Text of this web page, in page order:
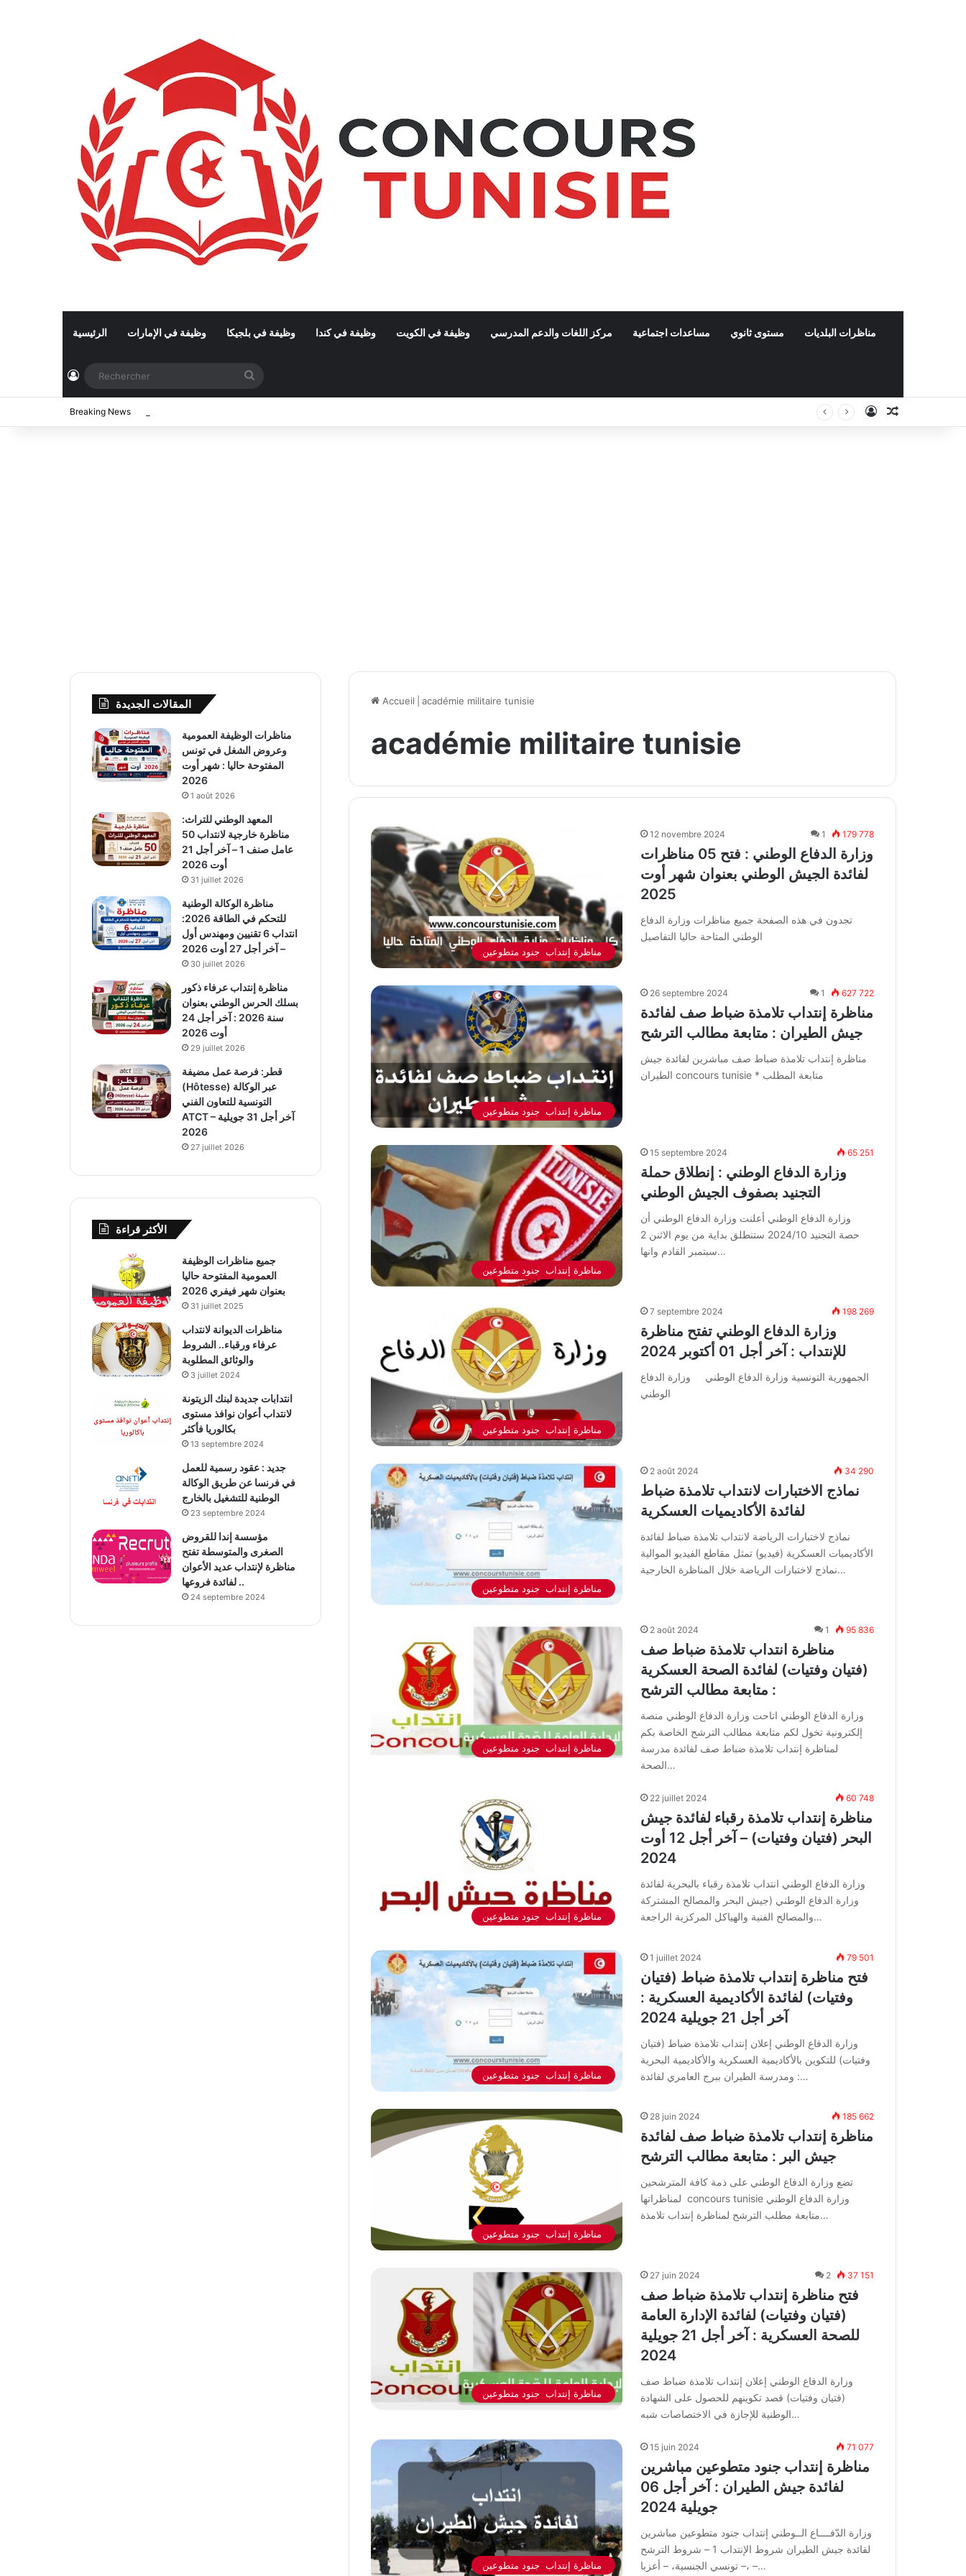
الرئيسية وظيفة في الإمارات وظيفة في بلجيكا وظيفة في كندا وظيفة في الكويت مركز اللغات والدعم المدرسي مساعدات اجتماعية مستوى ثانوي مناظرات البلديات
Connexion
Breaking News Connexion
Accueil académie militaire tunisie
académie militaire tunisie
12 novembre 2024 1 179 778
وزارة الدفاع الوطني : فتح 05 مناظرات
لفائدة الجيش الوطني بعنوان شهر أوت
2025
تجدون في هذه الصفحة جميع مناظرات وزارة الدفاع
الوطني المتاحة حاليا التفاصيل
26 septembre 2024 1 627 722
مناظرة إنتداب تلامذة ضباط صف لفائدة
جيش الطيران : متابعة مطالب الترشح
مناظرة إنتداب تلامذة ضباط صف مباشرين لفائدة جيش
الطيران concours tunisie * متابعة المطلب
15 septembre 2024 65 251
وزارة الدفاع الوطني : إنطلاق حملة
التجنيد بصفوف الجيش الوطني
وزارة الدفاع الوطني أعلنت وزارة الدفاع الوطني أن
حصة التجنيد 2024/10 ستنطلق بداية من يوم الاثنن 2
سبتمبر القادم وانها…
7 septembre 2024 198 269
وزارة الدفاع الوطني تفتح مناظرة
للإنتداب : آخر أجل 01 أكتوبر 2024
الجمهورية التونسية وزارة الدفاع الوطني وزارة الدفاع
الوطني
2 août 2024 34 290
نماذج الاختبارات لانتداب تلامذة ضباط
لفائدة الأكاديميات العسكرية
نماذج لاختبارات الرياضة لانتداب تلامذة ضباط لفائدة
الأكاديميات العسكرية (فيديو) تمثل مقاطع الفيديو الموالية
نماذج لاختبارات الرياضة خلال المناظرة الخارجية…
2 août 2024 1 95 836
مناظرة انتداب تلامذة ضباط صف
(فتيان وفتيات) لفائدة الصحة العسكرية
: متابعة مطالب الترشح
وزارة الدفاع الوطني اتاحت وزارة الدفاع الوطني منصة
إلكترونية تخول لكم متابعة مطالب الترشح الخاصة بكم
لمناظرة إنتداب تلامذة ضباط صف لفائدة مدرسة
الصحة…
22 juillet 2024 60 748
مناظرة إنتداب تلامذة رقباء لفائدة جيش
البحر (فتيان وفتيات) – آخر أجل 12 أوت
2024
وزارة الدفاع الوطني انتداب تلامذة رقباء بالبحرية لفائدة
وزارة الدفاع الوطني (جيش البحر والمصالح المشتركة
والمصالح الفنية والهياكل المركزية الراجعة…
1 juillet 2024 79 501
فتح مناظرة إنتداب تلامذة ضباط (فتيان
وفتيات) لفائدة الأكاديمية العسكرية :
آخر أجل 21 جويلية 2024
وزارة الدفاع الوطني إعلان إنتداب تلامذة ضباط (فتيان
وفتيات) للتكوين بالأكاديمية العسكرية والأكاديمية البحرية
ومدرسة الطيران ببرج العامري لفائدة :…
28 juin 2024 185 662
مناظرة إنتداب تلامذة ضباط صف لفائدة
جيش البر : متابعة مطالب الترشح
تضع وزارة الدفاع الوطني على ذمة كافة المترشحين
لمناظراتها concours tunisie وزارة الدفاع الوطني
متابعة مطلب الترشح لمناظرة إنتداب تلامذة…
27 juin 2024 2 37 151
فتح مناظرة إنتداب تلامذة ضباط صف
(فتيان وفتيات) لفائدة الإدارة العامة
للصحة العسكرية : آخر أجل 21 جويلية
2024
وزارة الدفاع الوطني إعلان إنتداب تلامذة ضباط صف
(فتيان وفتيات) قصد تكوينهم للحصول على الشهادة
الوطنية للإجازة في الاختصاصات شبه…
15 juin 2024 71 077
مناظرة إنتداب جنود متطوعين مباشرين
لفائدة جيش الطيران : آخر أجل 06
جويلية 2024
وزارة الدّفــــاع الــوطني إنتداب جنود متطوعين مباشرين
لفائدة جيش الطيران شروط الإنتداب 1 – شروط الترشح
– تونسي الجنسية، – أعزبا، –…
المقالات الجديدة
مناظرات الوظيفة العمومية
وعروض الشغل في تونس
المفتوحة حاليا : شهر أوت
2026
1 août 2026
المعهد الوطني للتراث:
مناظرة خارجية لانتداب 50
عامل صنف 1 – آخر أجل 21
أوت 2026
31 juillet 2026
مناظرة الوكالة الوطنية
للتحكم في الطاقة 2026:
انتداب 6 تقنيين ومهندس أول
– آخر أجل 27 أوت 2026
30 juillet 2026
مناظرة إنتداب عرفاء ذكور
بسلك الحرس الوطني بعنوان
سنة 2026 : آخر أجل 24
أوت 2026
29 juillet 2026
قطر: فرصة عمل مضيفة
(Hôtesse) عبر الوكالة
التونسية للتعاون الفني
ATCT – آخر أجل 31 جويلية
2026
27 juillet 2026
الأكثر قراءة
جميع مناظرات الوظيفة
العمومية المفتوحة حاليا
بعنوان شهر فيفري 2026
31 juillet 2025
مناظرات الديوانة لانتداب
عرفاء ورقباء.. الشروط
والوثائق المطلوبة
3 juillet 2024
انتدابات جديدة لبنك الزيتونة
لانتداب أعوان نوافذ مستوى
بكالوريا فأكثر
13 septembre 2024
جديد : عقود رسمية للعمل
في فرنسا عن طريق الوكالة
الوطنية للتشغيل بالخارج
23 septembre 2024
مؤسسة إندا للقروض
الصغرى والمتوسطة تفتح
مناظرة لإنتداب عديد الأعوان
لفائدة فروعها ..
24 septembre 2024